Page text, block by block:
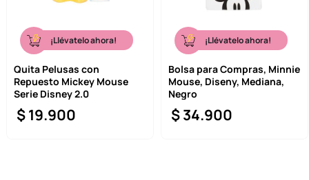
¡Llévatelo ahora!
Quita Pelusas con
Repuesto Mickey Mouse
Serie Disney 2.0
$19.900
¡Llévatelo ahora!
Bolsa para Compras, Minnie
Mouse, Diseny, Mediana,
Negro
$34.900